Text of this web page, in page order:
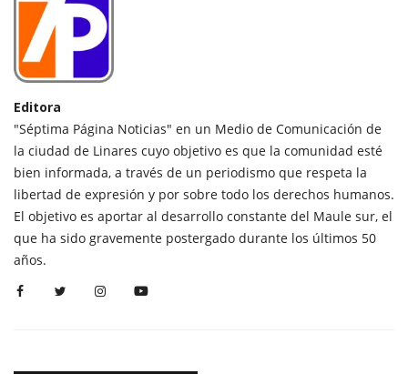
Editora
"Séptima Página Noticias" en un Medio de Comunicación de
la ciudad de Linares cuyo objetivo es que la comunidad esté
bien informada, a través de un periodismo que respeta la
libertad de expresión y por sobre todo los derechos humanos.
El objetivo es aportar al desarrollo constante del Maule sur, el
que ha sido gravemente postergado durante los últimos 50
años.